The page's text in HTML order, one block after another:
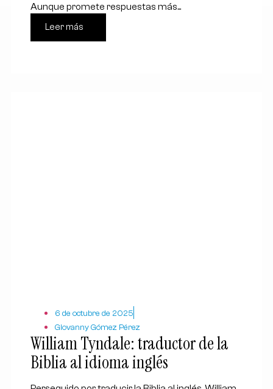
Aunque promete respuestas más...
Leer más
6 de octubre de 2025
Giovanny Gómez Pérez
William Tyndale: traductor de la
Biblia al idioma inglés